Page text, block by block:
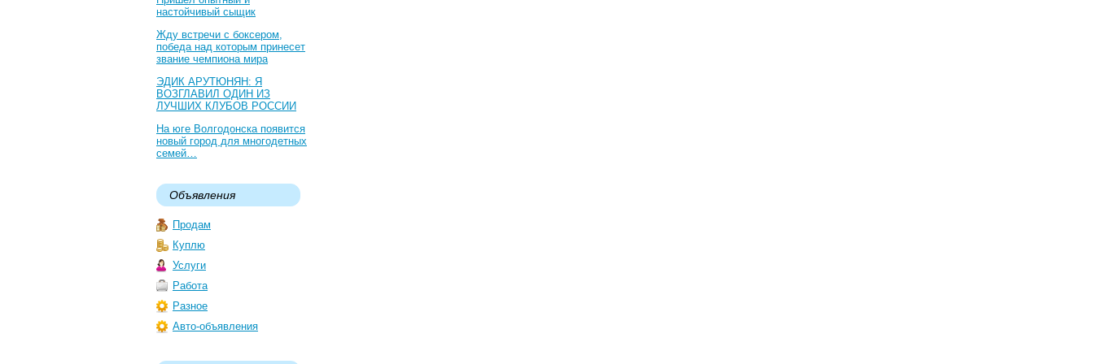
настойчивый сыщик
Жду встречи с боксером,
победа над которым принесет
звание чемпиона мира
ЭДИК АРУТЮНЯН: Я
ВОЗГЛАВИЛ ОДИН ИЗ
ЛУЧШИХ КЛУБОВ РОССИИ
На юге Волгодонска появится
новый город для многодетных
семей…
Объявления
Продам
Куплю
Услуги
Работа
Разное
Авто-объявления